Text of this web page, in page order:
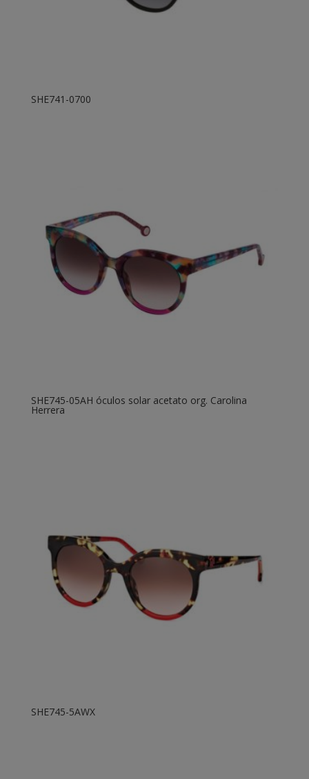
SHE741-0700
SHE745-05AH óculos solar acetato org. Carolina
Herrera
SHE745-5AWX